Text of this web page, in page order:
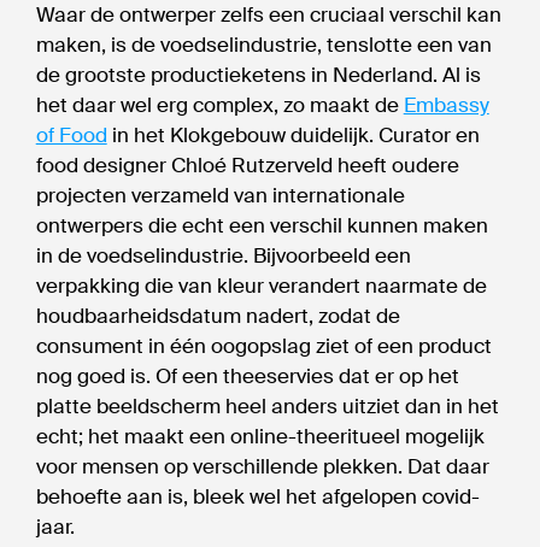
Waar de ontwerper zelfs een cruciaal verschil kan
maken, is de voedselindustrie, tenslotte een van
de grootste productieketens in Nederland. Al is
het daar wel erg complex, zo maakt de Embassy
of Food in het Klokgebouw duidelijk. Curator en
food designer Chloé Rutzerveld heeft oudere
projecten verzameld van internationale
ontwerpers die echt een verschil kunnen maken
in de voedselindustrie. Bijvoorbeeld een
verpakking die van kleur verandert naarmate de
houdbaarheidsdatum nadert, zodat de
consument in één oogopslag ziet of een product
nog goed is. Of een theeservies dat er op het
platte beeldscherm heel anders uitziet dan in het
echt; het maakt een online-theeritueel mogelijk
voor mensen op verschillende plekken. Dat daar
behoefte aan is, bleek wel het afgelopen covid-
jaar.